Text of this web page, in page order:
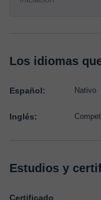
Los idiomas
Español: Nativo
Inglés:
Estudios y
Certificado